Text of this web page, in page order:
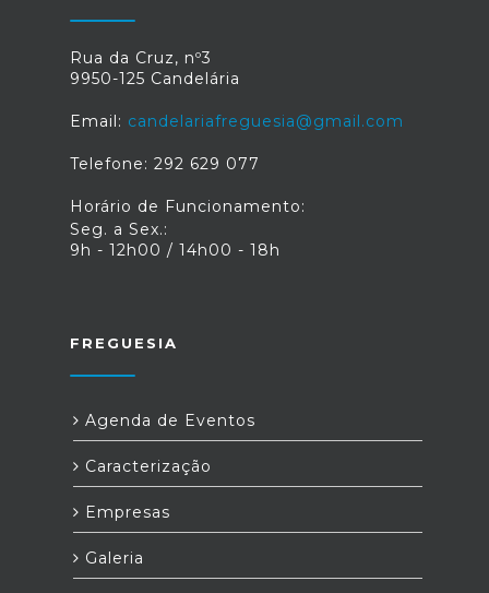
Rua da Cruz, nº3
9950-125 Candelária
Email: candelariafreguesia@gmail.com
Telefone: 292 629 077
Horário de Funcionamento:
Seg. a Sex.:
9h - 12h00 / 14h00 - 18h
FREGUESIA
Agenda de Eventos
Caracterização
Empresas
Galeria